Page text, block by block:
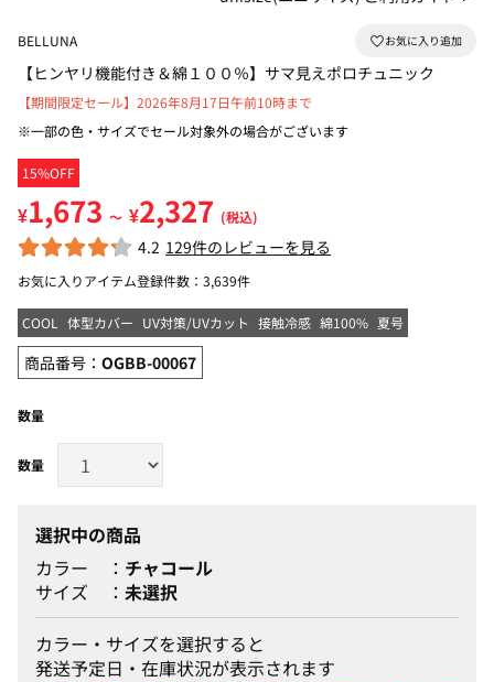
BELLUNA
【ヒンヤリ機能付き＆綿１００％】サマ見えポロチュニック
15%OFF
【期間限定セール】2026年8月17日午前10時まで
※一部の色・サイズでセール対象外の場合がございます
¥1,673 ～ ¥2,327 (税込)
4.2 129件のレビューを見る
お気に入りアイテム登録件数： 3,639件
COOL 体型カバー UV対策/UVカット 接触冷感 綿100% 夏号
商品番号： OGBB-00067
数量
選択中の商品
カラー
チャコール
サイズ
未選択
カラー・サイズを選択すると
発送予定日・在庫状況が表示されます